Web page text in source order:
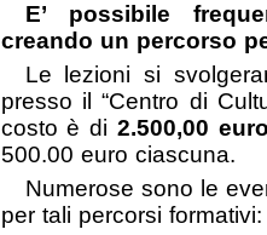
E’ possibile
creando un percorso
Le lezioni si
presso il “Centro di
costo è di 2.500,00
500.00 euro ciascuna.
Numerose sono le
per tali percorsi formativi: